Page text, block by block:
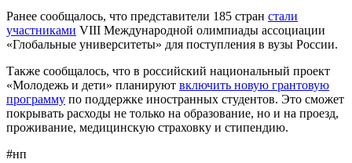
Ранее сообщалось, что представители 185 стран стали
участниками VIII Международной олимпиады ассоциации
«Глобальные университеты» для поступления в вузы России.
Также сообщалось, что в российский национальный проект
«Молодежь и дети» планируют включить новую грантовую
программу по поддержке иностранных студентов. Это сможет
покрывать расходы не только на образование, но и на проезд,
проживание, медицинскую страховку и стипендию.
#нп